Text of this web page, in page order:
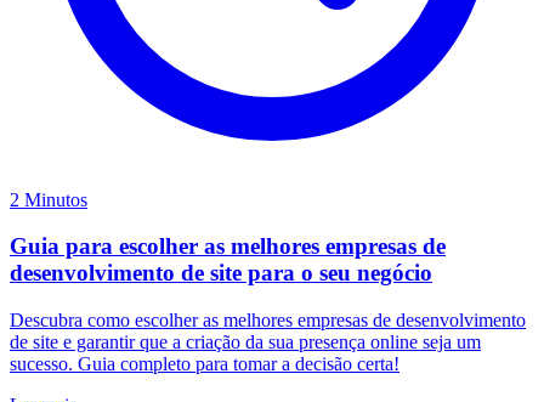
2 Minutos
Guia para escolher as melhores empresas de
desenvolvimento de site para o seu negócio
Descubra como escolher as melhores empresas de desenvolvimento
de site e garantir que a criação da sua presença online seja um
sucesso. Guia completo para tomar a decisão certa!